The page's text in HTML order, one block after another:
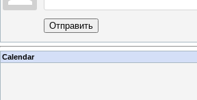
Отправить
Calendar